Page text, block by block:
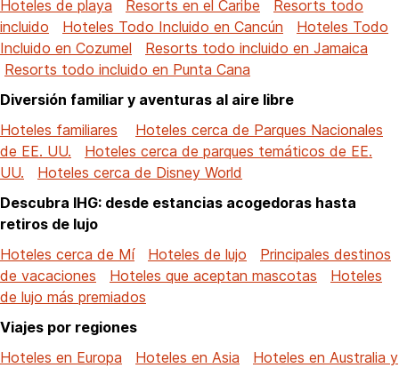
Hoteles de playa
Resorts en el Caribe
Resorts todo
incluido
Hoteles Todo Incluido en Cancún
Hoteles Todo
Incluido en Cozumel
Resorts todo incluido en Jamaica
Resorts todo incluido en Punta Cana
Diversión familiar y aventuras al aire libre
Hoteles familiares
Hoteles cerca de Parques Nacionales
de EE. UU.
Hoteles cerca de parques temáticos de EE.
UU.
Hoteles cerca de Disney World
Descubra IHG: desde estancias acogedoras hasta
retiros de lujo
Hoteles cerca de Mí
Hoteles de lujo
Principales destinos
de vacaciones
Hoteles que aceptan mascotas
Hoteles
de lujo más premiados
Viajes por regiones
Hoteles en Europa
Hoteles en Asia
Hoteles en Australia y